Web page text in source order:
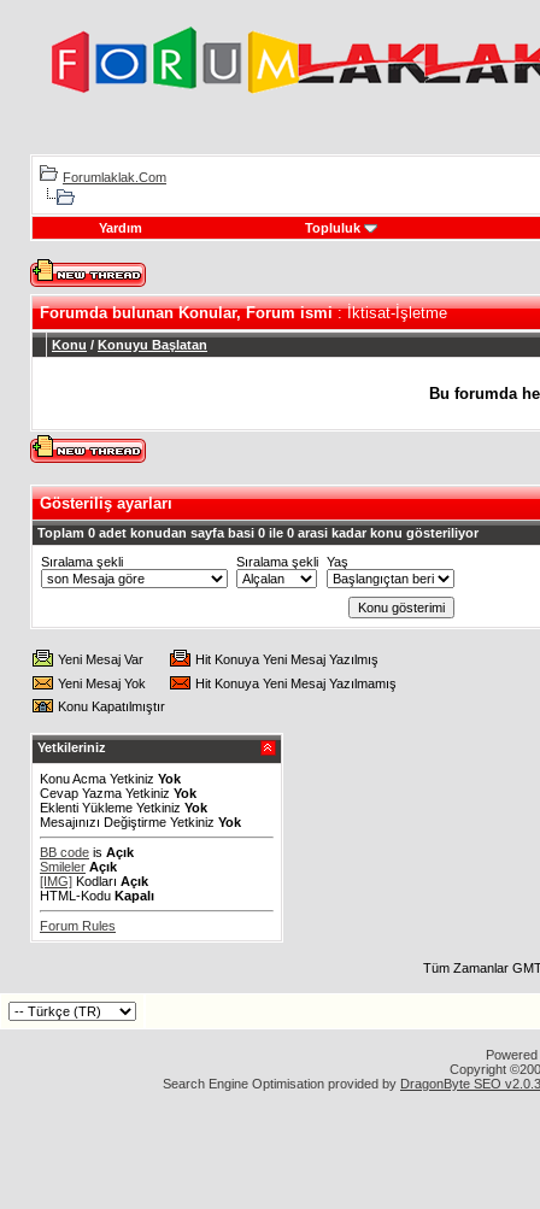
Forumlaklak.Com
Yardım Topluluk
Forumda bulunan Konular, Forum ismi: İktisat-İşletme
Konu / Konuyu Başlatan
Bu forumda
Gösteriliş ayarları
Toplam 0 adet konudan sayfa basi 0 ile 0 arasi kadar konu gösteriliyor
Sıralama şekli
Sıralama şekli Yaş
Yeni Mesaj Var
Hit Konuya Yeni Mesaj Yazılmış
Yeni Mesaj Yok
Hit Konuya Yeni Mesaj Yazılmamış
Konu Kapatılmıştır
Yetkileriniz
Konu Acma Yetkiniz Yok
Cevap Yazma Yetkiniz Yok
Eklenti Yükleme Yetkiniz Yok
Mesajınızı Değiştirme Yetkiniz Yok
BB code is Açık
Smileler Açık
[IMG] Kodları Açık
HTML-Kodu Kapalı
Forum Rules
Tüm Zamanlar
Copyright
Search Engine Optimisation provided by DragonByte SEO